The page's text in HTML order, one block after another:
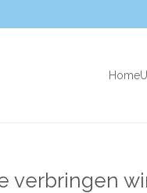
Home
verbringen